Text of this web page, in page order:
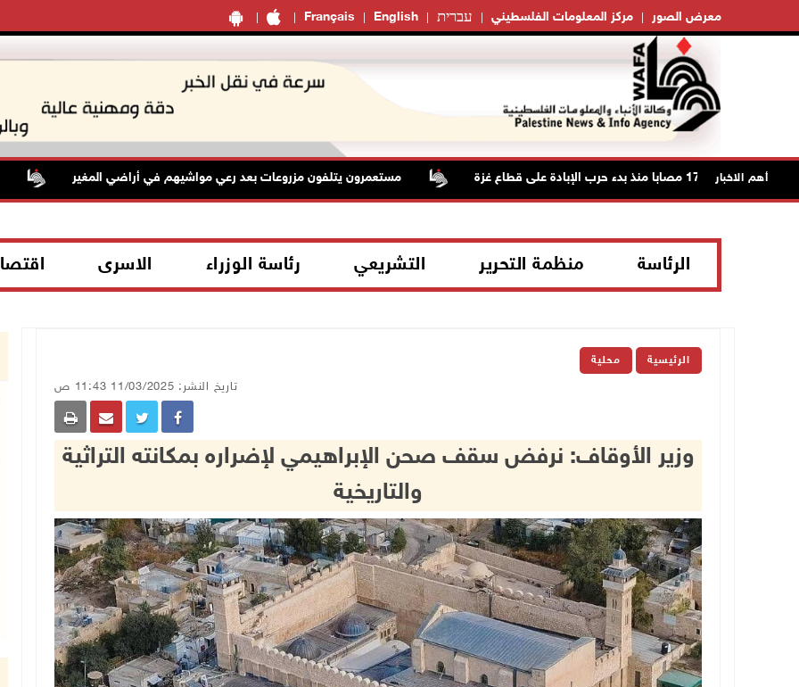
Français English עברית مركز المعلومات الفلسطيني معرض الصور
أهم الاخبار مستعمرون يتلفون مزروعات بعد رعي مواشيهم في أراضي المغير حالة
الرئاسة منظمة التحرير التشريعي رئاسة الوزراء الاسرى
الرئيسية محلية
تاريخ النشر: 11/03/2025 11:43 ص
وزير الأوقاف: نرفض سقف صحن الإبراهيمي لإضراره بمكانته التراثية
والتاريخية